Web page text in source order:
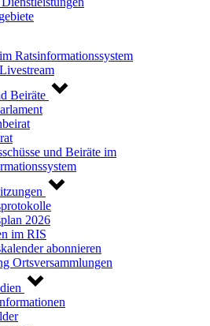
Ratsinformationssystem
Beiräte
und Beiräte im
2026
im RIS
abonnieren
Ortsversammlungen